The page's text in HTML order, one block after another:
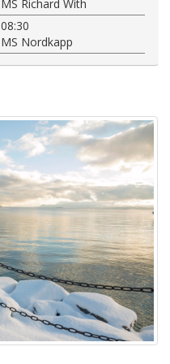
MS Richard With
08:30
MS Nordkapp